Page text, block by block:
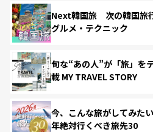
Next韓国旅 次の韓国旅
グルメ・テクニック
旬な“あの人”が「旅」を
載 MY TRAVEL STORY
今、こんな旅がしてみた
年絶対行くべき旅先30